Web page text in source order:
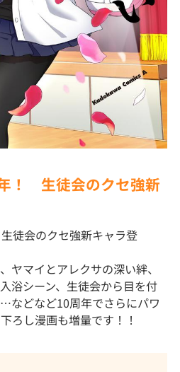
！ 生徒会のクセ強新
徒会のクセ強新キャラ登
ヤマイとアレクサの深い絆、
浴シーン、生徒会から目を付
などなど10周年でさらにパワ
ろし漫画も増量です！！